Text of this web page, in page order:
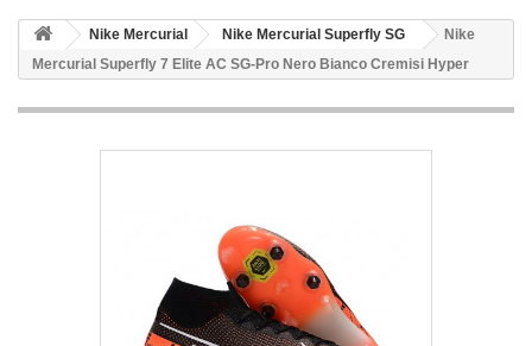
Nike Mercurial Nike Mercurial Superfly SG
Nike
Mercurial Superfly 7 Elite AC SG-Pro Nero Bianco Cremisi Hyper